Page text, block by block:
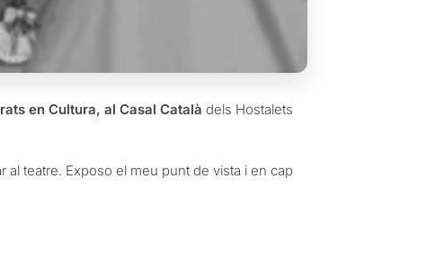
en Cultura, al Casal Català dels Hostalets
al teatre. Exposo el meu punt de vista i en cap